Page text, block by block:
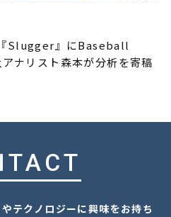
Slugger』にBaseball
ナリスト森本が分析を寄稿
テクノロジーに興味をお持ち